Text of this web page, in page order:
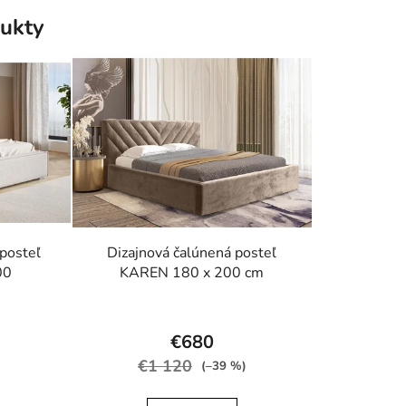
Dizajnová čalúnená posteľ
KAREN 180 x 200 cm
hodnotenie
produktu
€680
€1 120 (–39 %)